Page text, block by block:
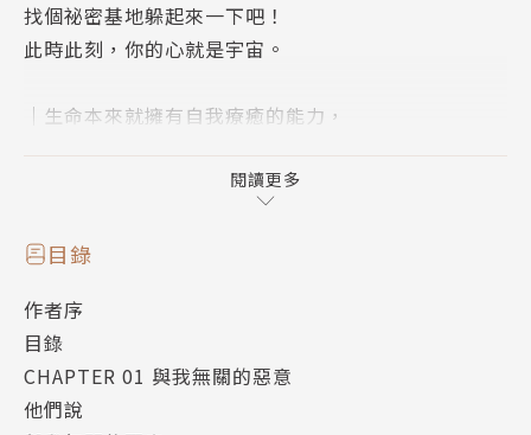
找個祕密基地躲起來一下吧！
此時此刻，你的心就是宇宙。
│生命本來就擁有自我療癒的能力，
│以勇氣灌溉土壤，讓眼淚開成花朵！
網路世代的瞬息萬變與無遠弗屆，
的便利，
卻也掠奪了獨立思考、直紓自我、暢所欲言的自由權
利，
在群眾風向或酸民攻擊之下，
閱讀更多
目錄
作者序
目錄
CHAPTER 01 與我無關的惡意
他們說